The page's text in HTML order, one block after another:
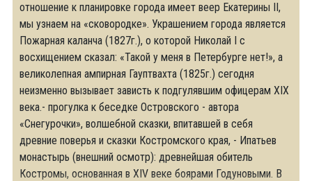
отношение к планировке города имеет веер Екатерины II,
мы узнаем на «сковородке». Украшением города является
Пожарная каланча (1827г.), о которой Николай I с
восхищением сказал: «Такой у меня в Петербурге нет!», а
великолепная ампирная Гауптвахта (1825г.) сегодня
неизменно вызывает зависть к подгулявшим офицерам XIX
века.- прогулка к беседке Островского - автора
«Снегурочки», волшебной сказки, впитавшей в себя
древние поверья и сказки Костромского края, - Ипатьев
монастырь (внешний осмотр): древнейшая обитель
Костромы, основанная в XIV веке боярами Годуновыми. В